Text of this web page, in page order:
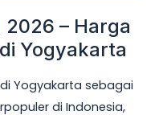
– Harga
Yogyakarta
Yogyakarta sebagai
di Indonesia,